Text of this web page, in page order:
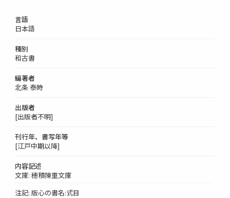
言語
日本語
種別
和古書
編著者
北条 泰時
出版者
[出版者不明]
刊行年、書写年等
[江戸中期以降]
内容記述
文庫: 穂積陳重文庫
注記: 版心の書名:式目